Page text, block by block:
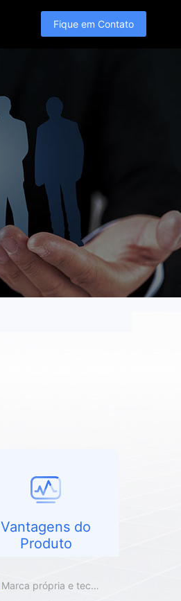
Fique em Contato
Vantagens do
Produto
Marca própria e tecnologia